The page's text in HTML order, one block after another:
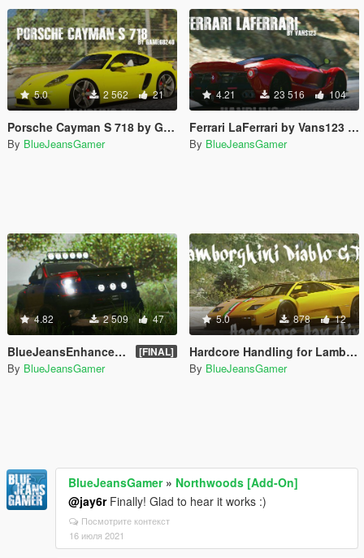
5.0 2 562 21
Porsche Cayman S 718 by Game68240 Handling Fix
By BlueJeansGamer
4.21 23 516 104
Ferrari LaFerrari by Vans123 Handling and Sound Fix
By BlueJeansGamer
4.82 2 509 47
BlueJeansEnhancer 2 [ENB + ReShade 3] [FINAL]
By BlueJeansGamer
5.0 878 12
Hardcore Handling for Lamborghini Diablo GTR
By BlueJeansGamer
BlueJeansGamer» Northwoods [Add-On]
@jay6rFinally! Glad to hear it works :)
Посмотрите контекст
16 июля 2021